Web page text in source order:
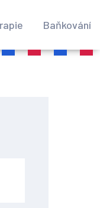
Baňkování